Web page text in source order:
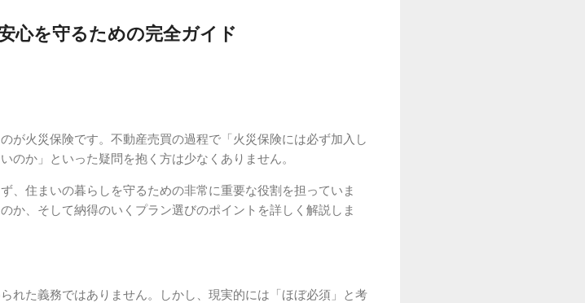
心を守るための完全ガイド
が火災保険です。不動産売買の過程で「火災保険には必ず加入し
のか」といった疑問を抱く方は少なくありません。
、住まいの暮らしを守るための非常に重要な役割を担っていま
か、そして納得のいくプラン選びのポイントを詳しく解説しま
れた義務ではありません。しかし、現実的には「ほぼ必須」と考